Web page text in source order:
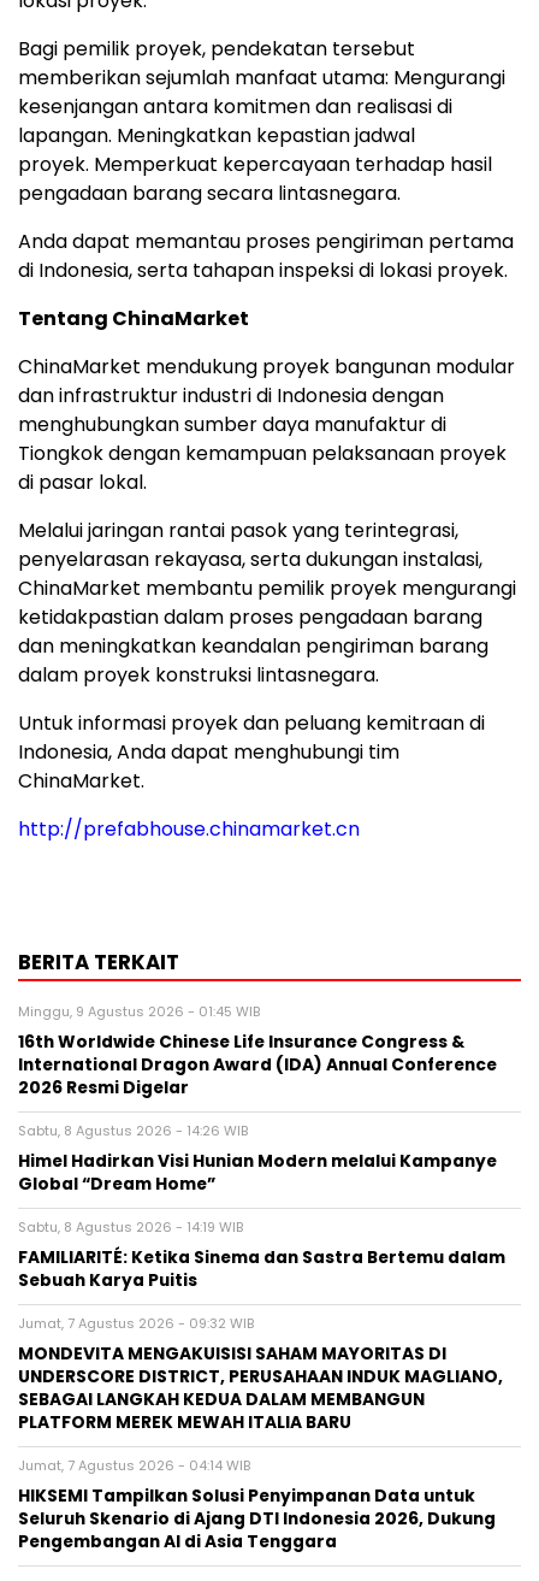
Bagi pemilik proyek, pendekatan tersebut
memberikan sejumlah manfaat utama: Mengurangi
kesenjangan antara komitmen dan realisasi di
lapangan. Meningkatkan kepastian jadwal
proyek. Memperkuat kepercayaan terhadap hasil
pengadaan barang secara lintasnegara.
Anda dapat memantau proses pengiriman pertama
di Indonesia, serta tahapan inspeksi di lokasi proyek.
Tentang ChinaMarket
ChinaMarket mendukung proyek bangunan modular
dan infrastruktur industri di Indonesia dengan
menghubungkan sumber daya manufaktur di
Tiongkok dengan kemampuan pelaksanaan proyek
di pasar lokal.
Melalui jaringan rantai pasok yang terintegrasi,
penyelarasan rekayasa, serta dukungan instalasi,
ChinaMarket membantu pemilik proyek mengurangi
ketidakpastian dalam proses pengadaan barang
dan meningkatkan keandalan pengiriman barang
dalam proyek konstruksi lintasnegara.
Untuk informasi proyek dan peluang kemitraan di
Indonesia, Anda dapat menghubungi tim
ChinaMarket.
http://prefabhouse.chinamarket.cn
BERITA TERKAIT
Minggu, 9 Agustus 2026 - 01:45 WIB
16th Worldwide Chinese Life Insurance Congress &
International Dragon Award (IDA) Annual Conference
2026 Resmi Digelar
Sabtu, 8 Agustus 2026 - 14:26 WIB
Himel Hadirkan Visi Hunian Modern melalui Kampanye
Global “Dream Home”
Sabtu, 8 Agustus 2026 - 14:19 WIB
FAMILIARITÉ: Ketika Sinema dan Sastra Bertemu dalam
Sebuah Karya Puitis
Jumat, 7 Agustus 2026 - 09:32 WIB
MONDEVITA MENGAKUISISI SAHAM MAYORITAS DI
UNDERSCORE DISTRICT, PERUSAHAAN INDUK MAGLIANO,
SEBAGAI LANGKAH KEDUA DALAM MEMBANGUN
PLATFORM MEREK MEWAH ITALIA BARU
Jumat, 7 Agustus 2026 - 04:14 WIB
HIKSEMI Tampilkan Solusi Penyimpanan Data untuk
Seluruh Skenario di Ajang DTI Indonesia 2026, Dukung
Pengembangan AI di Asia Tenggara